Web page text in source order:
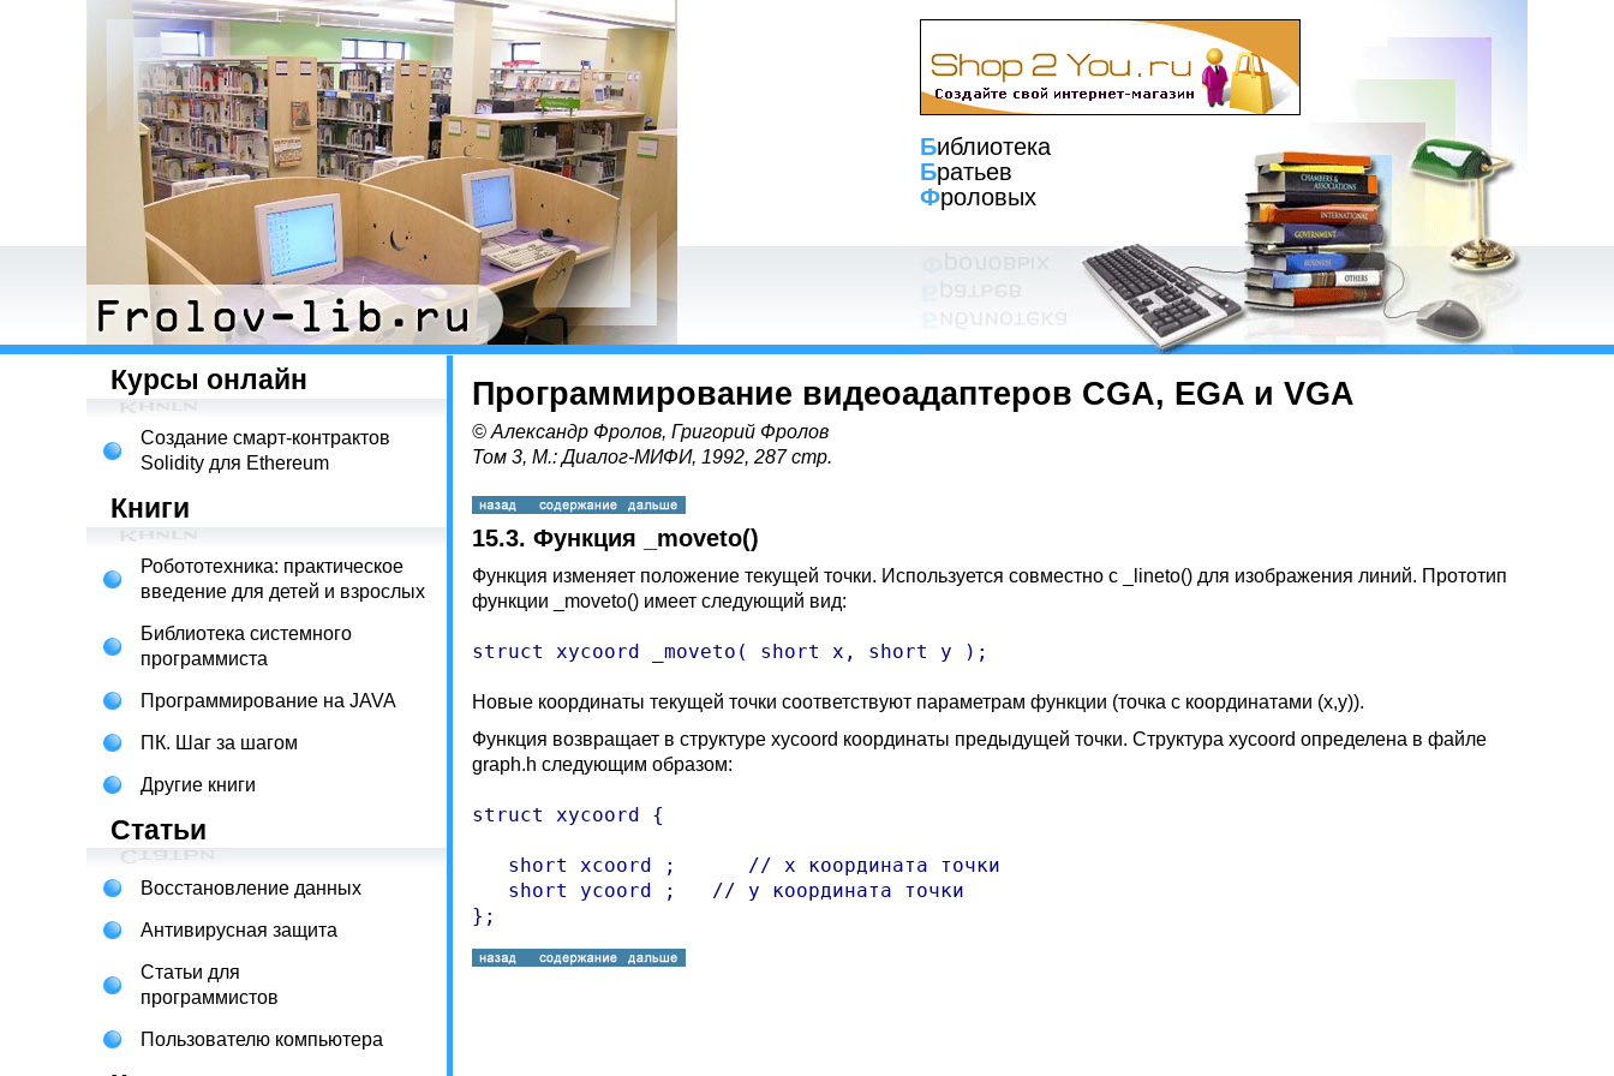
Библиотека
Братьев
Фроловых
Курсы онлайн
Создание смарт-контрактов
Solidity для Ethereum
Книги
Робототехника: практическое
введение для детей и взрослых
Библиотека системного
программиста
Программирование на JAVA
ПК. Шаг за шагом
Другие книги
Статьи
Восстановление данных
Антивирусная защита
Статьи для
программистов
Пользователю компьютера
Программирование видеоадаптеров CGA, EGA и VGA
© Александр Фролов, Григорий Фролов
Том 3, М.: Диалог-МИФИ, 1992, 287 стр.
15.3. Функция _moveto()
Функция изменяет положение текущей точки. Используется совместно с _lineto() для изображения линий. Прототип
функции _moveto() имеет следующий вид:
struct xycoord _moveto( short x, short y );
Новые координаты текущей точки соответствуют параметрам функции (точка с координатами (x,y)).
Функция возвращает в структуре xycoord координаты предыдущей точки. Структура xycoord определена в файле
graph.h следующим образом:
struct xycoord {
   short xcoord ;      // x координата точки
   short ycoord ;   // y координата точки
};